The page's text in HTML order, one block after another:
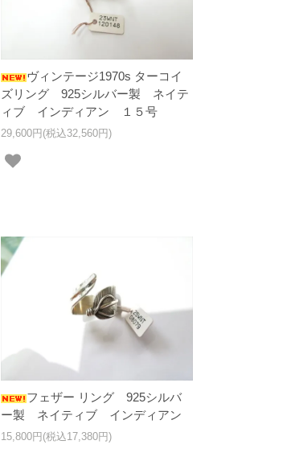
ヴィンテージ1970s ターコイ
ズリング 925シルバー製 ネイテ
ィブ インディアン １５号
29,600円(税込32,560円)
フェザー リング 925シルバ
ー製 ネイティブ インディアン
15,800円(税込17,380円)